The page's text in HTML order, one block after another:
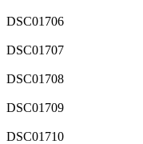
DSC01706
DSC01707
DSC01708
DSC01709
DSC01710